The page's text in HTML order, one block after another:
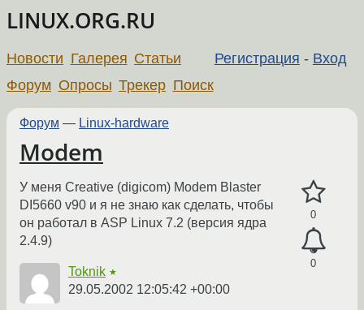
LINUX.ORG.RU
Регистрация - Вход
Новости Галерея Статьи
Форум Опросы Трекер Поиск
Форум — Linux-hardware
Modem
0
0
У меня Creative (digicom) Modem Blaster
DI5660 v90 и я не знаю как сделать, чтобы
он работал в ASP Linux 7.2 (версия ядра
2.4.9)
Toknik ★
29.05.2002 12:05:42 +00:00